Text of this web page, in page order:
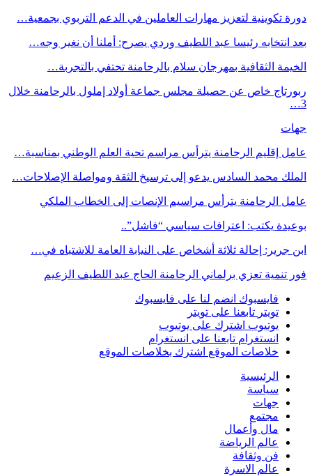
دورة تكوينية لتعزيز مهارات العاملين في الدعم التربوي بجمعية…
بعد انتخابه رئيسا عبد اللطيف وردي يصرح: أملنا أن نغير وجه…
الخيمة الثقافية بمهرجان سلام بالرحامنة تحتفي بالتجربة…
ربورتاج خاص عن حصيلة مجلس جماعة أولاد إملول بالرحامنة خلال
3…
جهات
عامل إقليم الرحامنة يترأس مراسم تحية العلم الوطني بمناسبة…
الملك محمد السادس يدعو إلى ترسيخ الثقة ومواصلة الإصلاحات…
عامل الرحامنة يترأس مراسيم الإنصات إلى الخطاب الملكي
بوعيدة يكتب: اعترافات سياسي “فاشل”..
ابن جرير: إحالة ثلاثة أشخاص على النيابة العامة للاشتباه في…
فور تنمية تعزي برلماني الرحامنة الحاج عبد اللطيف الزعيم
فايسبوك انضم لنا على فايسبوك
تويتر تابعنا على تويتر
يوتيوب اشترك على يوتيوب
انستغرام تابعنا على انستغرام
خلاصات الموقع اشترك بخلاصات الموقع
الرئيسية
سياسة
جهات
مجتمع
مال وأعمال
عالم الرياضة
فن وثقافة
عالم الاسرة